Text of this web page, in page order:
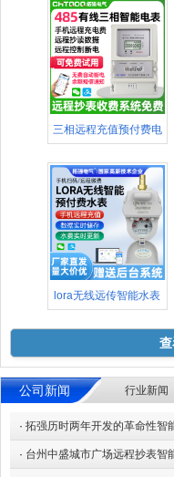
三相远程充值预付费电
lora无线远传智能水表
公司新闻 行业新闻
· 拓强历时两年开发的革命性智
· 台州中盛城市广场远程抄表智